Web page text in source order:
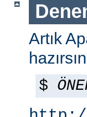
Artık
$